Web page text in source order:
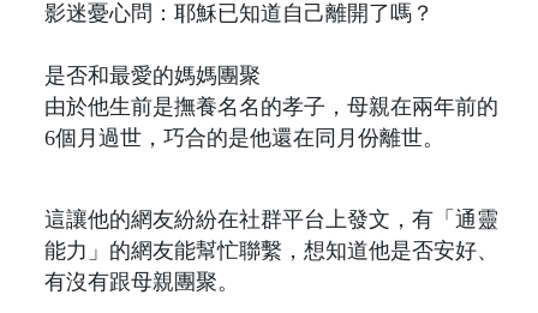
影迷憂心問：耶穌已知道自己離開了嗎？
是否和最愛的媽媽團聚
由於他生前是撫養名名的孝子，母親在兩年前的
6個月過世，巧合的是他還在同月份離世。
這讓他的網友紛紛在社群平台上發文，有「通靈
能力」的網友能幫忙聯繫，想知道他是否安好、
有沒有跟母親團聚。